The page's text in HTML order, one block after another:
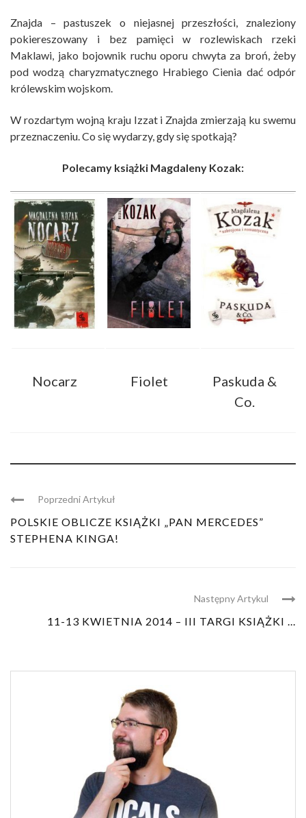
Znajda – pastuszek o niejasnej przeszłości, znaleziony
pokiereszowany i bez pamięci w rozlewiskach rzeki
Maklawi, jako bojownik ruchu oporu chwyta za broń, żeby
pod wodzą charyzmatycznego Hrabiego Cienia dać odpór
królewskim wojskom.
W rozdartym wojną kraju Izzat i Znajda zmierzają ku swemu
przeznaczeniu. Co się wydarzy, gdy się spotkają?
Polecamy książki Magdaleny Kozak:
Nocarz Fiolet
Paskuda &
Co.
Poprzedni Artykuł
POLSKIE OBLICZE KSIĄŻKI „PAN MERCEDES”
STEPHENA KINGA!
Następny Artykul
11-13 KWIETNIA 2014 – III TARGI KSIĄŻKI ...